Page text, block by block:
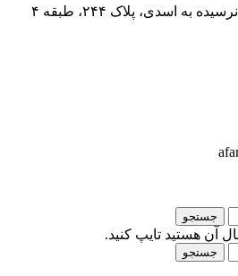
اسدی، پلاک ۲۴۴، طبقه ۴
جستجو
آن هستید تایپ کنید.
جستجو